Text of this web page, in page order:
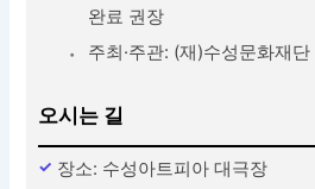
완료 권장
주최·주관: (재)수성문화재
오시는 길
장소: 수성아트피아 대극장